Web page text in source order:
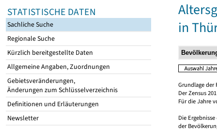
STATISTISCHE DATEN
Sachliche Suche
Regionale Suche
Kürzlich bereitgestellte Daten
Allgemeine Angaben, Zuordnungen
Gebietsveränderungen,
Änderungen zum Schlüsselverzeichnis
Definitionen und Erläuterungen
Newsletter
in
Grundlage der
Der Zensus
Für die Jahre
Die
der